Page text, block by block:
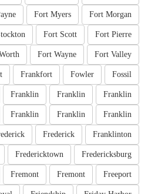
Fort Morgan
Fort Myers
Fort Pierre
Fort Scott
Fort Valley
Fort Wayne
Fossil
Fowler
Frankfort
Franklin
Franklin
Franklin
Franklin
Franklin
Franklin
Franklinton
Frederick
Fredericksburg
Fredericktown
Freeport
Fremont
Fremont